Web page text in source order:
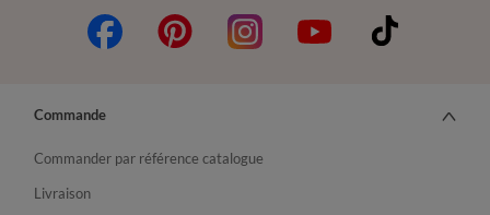
Commande
Commander par référence catalogue
Livraison